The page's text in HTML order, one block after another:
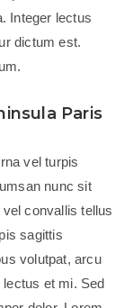
Integer lectus
dictum est.
Paris
vel turpis
nunc sit
convallis tellus
sagittis
volutpat, arcu
et mi. Sed